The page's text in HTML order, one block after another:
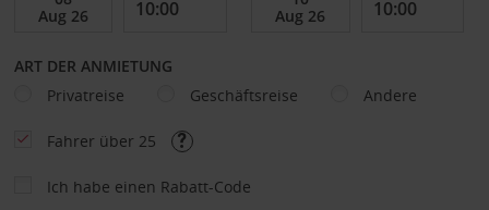
ART DER ANMIETUNG
Privatreise
Geschäftsreise Andere
Fahrer über 25
Ich habe einen Rabatt-Code